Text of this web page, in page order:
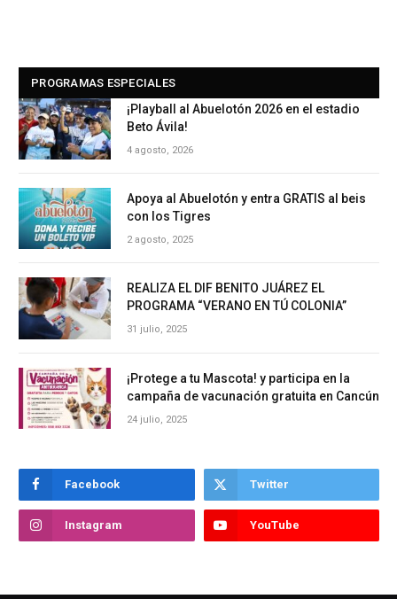
PROGRAMAS ESPECIALES
¡Playball al Abuelotón 2026 en el estadio
Beto Ávila!
4 agosto, 2026
Apoya al Abuelotón y entra GRATIS al beis
con los Tigres
2 agosto, 2025
REALIZA EL DIF BENITO JUÁREZ EL
PROGRAMA “VERANO EN TÚ COLONIA”
31 julio, 2025
¡Protege a tu Mascota! y participa en la
campaña de vacunación gratuita en Cancún
24 julio, 2025
Facebook Twitter
Instagram YouTube